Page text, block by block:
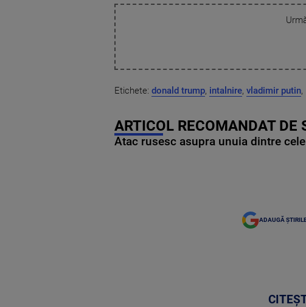
Etichete: donald trump, intalnire, vladimir putin,
ARTICOL RECOMANDAT DE
Atac rusesc asupra unuia dintre
ADAUGĂ